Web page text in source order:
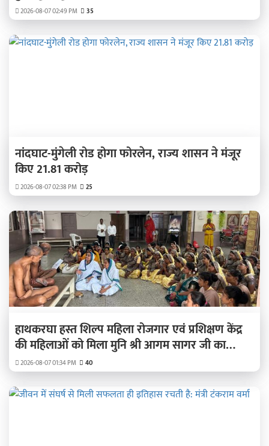
2026-08-07 02:49 PM 35
नांदघाट-मुंगेली रोड होगा फोरलेन, राज्य शासन ने मंजूर
किए 21.81 करोड़
2026-08-07 02:38 PM 25
हाथकरघा हस्त शिल्प महिला रोजगार एवं प्रशिक्षण केंद्र
की महिलाओं को मिला मुनि श्री आगम सागर जी का
सानिध्य
2026-08-07 01:34 PM 40